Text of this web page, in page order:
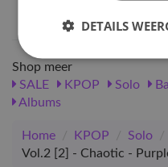
Shop meer
SALE
KPOP Solo
Albums
Home / KPOP / Solo /
Vol.2 [2] - Chaotic -
DETAILS